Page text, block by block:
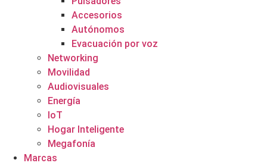
Accesorios
Autónomos
Evacuación por voz
Networking
Movilidad
Audiovisuales
Energía
IoT
Hogar Inteligente
Megafonía
Marcas